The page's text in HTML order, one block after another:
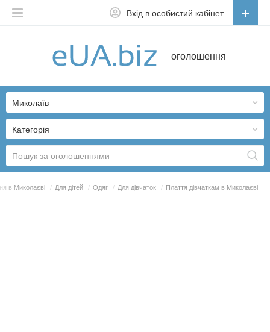
оголошення
Вхід в особистий кабінет
Українська
Категорія
Миколаїв
в Миколаєві / Для дітей / Одяг / Для дівчаток / Плаття дівчаткам в Миколаєві